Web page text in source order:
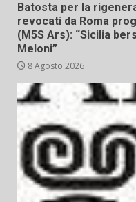
Batosta per la
revocati da Roma
(M5S Ars): “Sicilia
Meloni”
8 Agosto 2026